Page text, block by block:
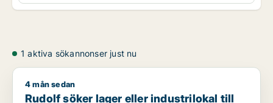
1 aktiva sökannonser just nu
Rudolf söker lager eller industrilokal till salu i
4 mån sedan
Rudolf söker lager eller industrilokal till